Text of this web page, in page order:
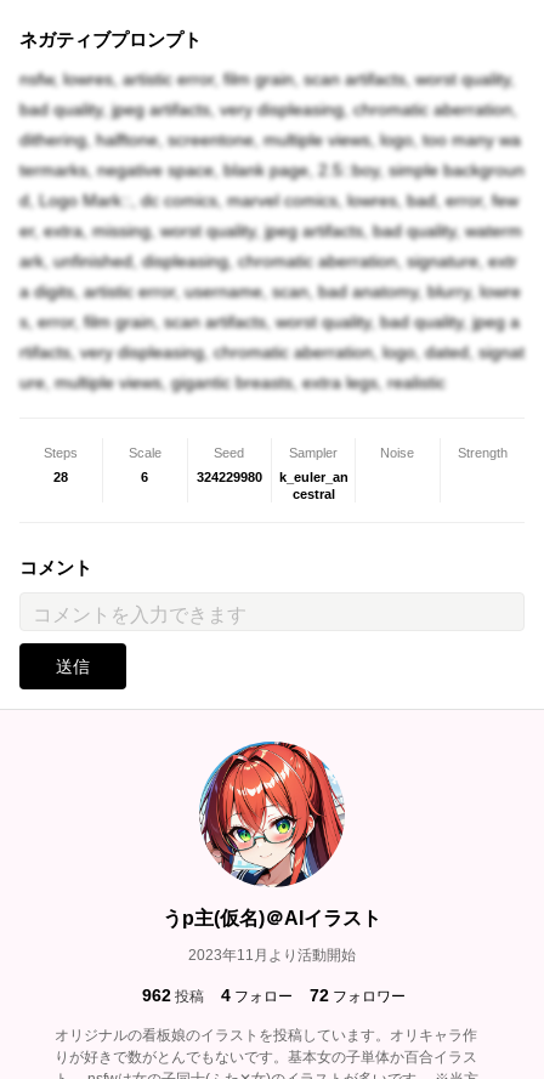
ネガティブプロンプト
nsfw, lowres, artistic error, film grain, scan artifacts, worst quality,
bad quality, jpeg artifacts, very displeasing, chromatic aberration,
dithering, halftone, screentone, multiple views, logo, too many wa
termarks, negative space, blank page, 2.5::boy, simple backgroun
d, Logo Mark::, dc comics, marvel comics, lowres, bad, error, few
er, extra, missing, worst quality, jpeg artifacts, bad quality, waterm
ark, unfinished, displeasing, chromatic aberration, signature, extr
a digits, artistic error, username, scan, bad anatomy, blurry, lowre
s, error, film grain, scan artifacts, worst quality, bad quality, jpeg a
rtifacts, very displeasing, chromatic aberration, logo, dated, signat
ure, multiple views, gigantic breasts, extra legs, realistic
Steps
28
Scale
6
Seed
324229980
Sampler
k_euler_an
cestral
Noise Strength
コメント
送信
うp主(仮名)＠AIイラスト
2023年11月より活動開始
962 投稿 4 フォロー 72 フォロワー
オリジナルの看板娘のイラストを投稿しています。オリキャラ作
りが好きで数がとんでもないです。基本女の子単体か百合イラス